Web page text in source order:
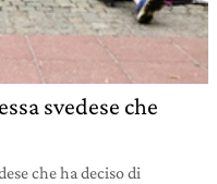
svedese che
che ha deciso di